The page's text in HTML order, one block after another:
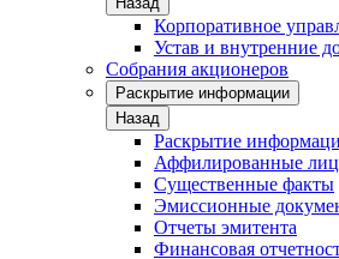
Корпоративное
Устав и внутренние
Собрания акционеров
Раскрытие информации
Назад
Раскрытие
Аффилированные
Существенные факты
Эмиссионные
Отчеты эмитента
Финансовая